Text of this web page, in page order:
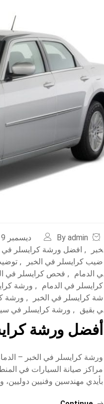
By admin ديسمبر 19, 2020
خبر
, افضل ورشة كرايسلر في
ضيب كرايسلر في الخبر
,
ي الدمام
, فحص كرايسلر في
كرايسلر في الدمام
, ورشة
شة كرايسلر في الخبر
, ورشة
ي بقيق
, ورشة كرايسلر في
أفضل ورشة
ورشة كرايسلر في الخبر –
مراكز صيانة السيارات في
بأيدي مهندسين وفنيين